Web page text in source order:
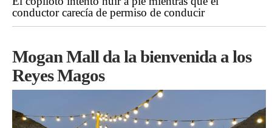
conductor carecía de permiso de conducir
Mogan Mall da la bienvenida a los
Reyes Magos